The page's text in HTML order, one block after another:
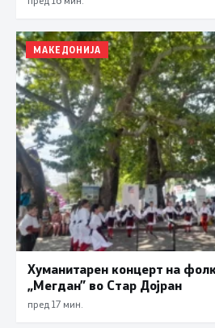
МАКЕДОНИЈА
Хуманитарен концерт на
„Мегдан” во Стар Дојран
пред 17 мин.